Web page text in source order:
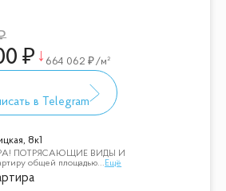
664 062 /м²
8к1
ПОТРЯСАЮЩИЕ ВИДЫ И
общей площадью... Ещё